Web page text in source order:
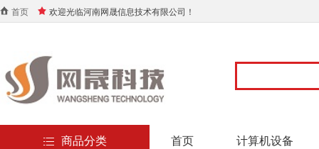
首页 欢迎光临河南网晟信息技术有限公司！
商品分类 首页 计算机设备